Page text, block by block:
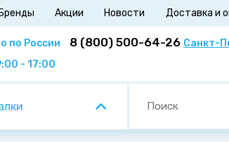
Бренды Акции Новости Доставка и
по России 8 (800) 500-64-26
- 17:00